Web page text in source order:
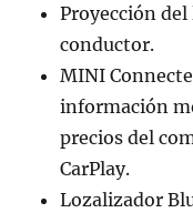
Proyección
conductor.
MINI
información
precios del
CarPlay.
Lozalizador